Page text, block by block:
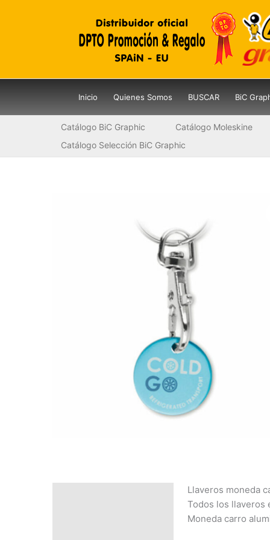
Inicio Quienes Somos BUSCAR BiC
Catálogo BiC Graphic Catálogo Moleskine
Catálogo Selección BiC Graphic
Llaveros moneda
Todos los llaveros
Moneda carro